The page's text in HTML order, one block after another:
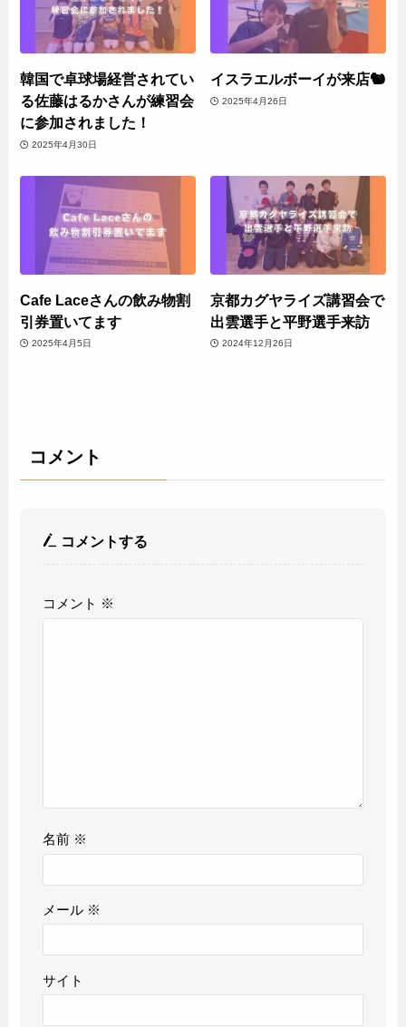
韓国で卓球場経営されてい
る佐藤はるかさんが練習会
に参加されました！
2025年4月30日
イスラエルボーイが来店🐿
2025年4月26日
Cafe Laceさんの飲み物割
引券置いてます
2025年4月5日
京都カグヤライズ講習会で
出雲選手と平野選手来訪
2024年12月26日
コメント
コメントする
コメント ※
名前 ※
メール ※
サイト